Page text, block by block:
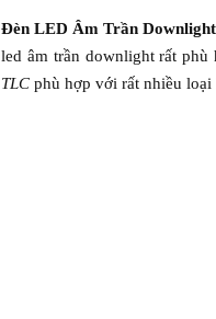
Đèn LED Âm Trần Downlight
led âm trần downlight rất
TLC phù hợp với rất nhiều loại